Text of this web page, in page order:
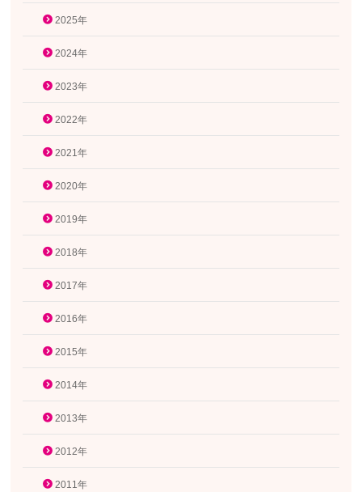
2025年
2024年
2023年
2022年
2021年
2020年
2019年
2018年
2017年
2016年
2015年
2014年
2013年
2012年
2011年